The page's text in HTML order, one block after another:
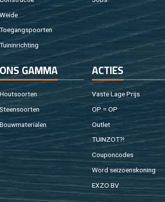
Weide
Toe­gangs­poor­ten
Tuin­in­rich­ting
ONS GAMMA
Hout­soor­ten
Steen­soor­ten
Bouw­ma­te­ri­a­len
AC­TIES
Vaste Lage Prijs
OP = OP
Out­let
TUIN­ZOT?!
Cou­pon­co­des
Word sei­zoens­ko­ning
EXZO BV